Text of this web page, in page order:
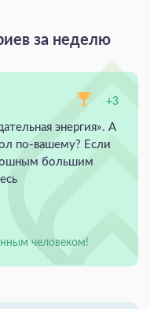
за неделю
+3
энергия». А
по-вашему? Если
большим
человеком!